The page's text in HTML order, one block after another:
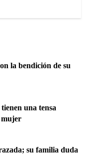
la bendición de su
una tensa
mujer
su familia duda